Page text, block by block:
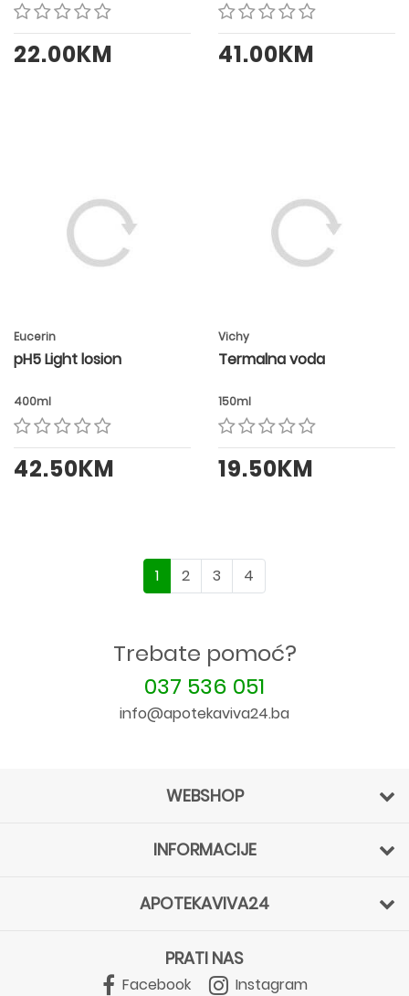
22.00KM 41.00KM
Eucerin
pH5 Light losion
400ml
42.50KM
Vichy
Termalna voda
150ml
19.50KM
1 2 3 4
Trebate pomoć?
037 536 051
info@apotekaviva24.ba
WEBSHOP
INFORMACIJE
APOTEKAVIVA24
PRATI NAS
Facebook Instagram